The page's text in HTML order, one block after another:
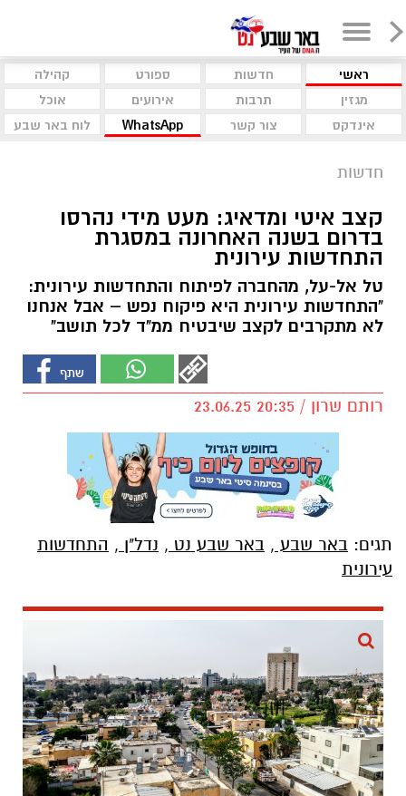
ראשי חדשות ספורט
קהילה
מגזין
תרבות אירועים
אוכל
אינדקס
צור קשר WhatsApp לוח באר שבע
חדשות
קצב איטי ומדאיג: מעט מידי נהרסו
בדרום בשנה האחרונה במסגרת
התחדשות עירונית
טל אל-על, מהחברה לפיתוח והתחדשות עירונית:
"התחדשות עירונית היא פיקוח נפש – אבל אנחנו
לא מתקרבים לקצב שיבטיח ממ"ד לכל תושב"
רותם שרון / 20:35 23.06.25
באר שבע, באר שבע נט, נדל"ן, התחדשות
שכונה ג' מחכה להתחדשות עירונית. צילום: שרון
טל